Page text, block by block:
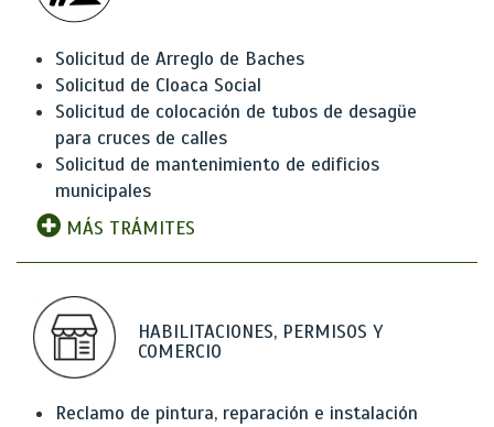
Solicitud de Arreglo de Baches
Solicitud de Cloaca Social
Solicitud de colocación de tubos de desagüe
para cruces de calles
Solicitud de mantenimiento de edificios
municipales
MÁS TRÁMITES
HABILITACIONES, PERMISOS Y
COMERCIO
Reclamo de pintura, reparación e instalación